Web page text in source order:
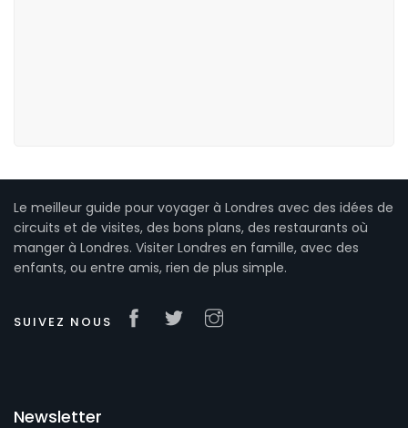
Le meilleur guide pour voyager à Londres avec des idées de
circuits et de visites, des bons plans, des restaurants où
manger à Londres. Visiter Londres en famille, avec des
enfants, ou entre amis, rien de plus simple.
SUIVEZ NOUS
Newsletter